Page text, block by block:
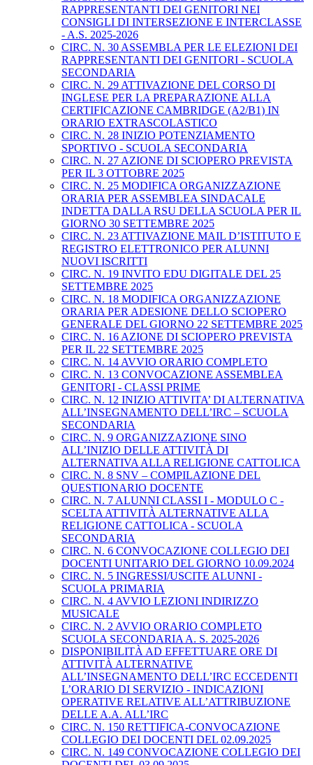
RAPPRESENTANTI DEI GENITORI NEI
CONSIGLI DI INTERSEZIONE E INTERCLASSE
- A.S. 2025-2026
CIRC. N. 30 ASSEMBLA PER LE ELEZIONI DEI
RAPPRESENTANTI DEI GENITORI - SCUOLA
SECONDARIA
CIRC. N. 29 ATTIVAZIONE DEL CORSO DI
INGLESE PER LA PREPARAZIONE ALLA
CERTIFICAZIONE CAMBRIDGE (A2/B1) IN
ORARIO EXTRASCOLASTICO
CIRC. N. 28 INIZIO POTENZIAMENTO
SPORTIVO - SCUOLA SECONDARIA
CIRC. N. 27 AZIONE DI SCIOPERO PREVISTA
PER IL 3 OTTOBRE 2025
CIRC. N. 25 MODIFICA ORGANIZZAZIONE
ORARIA PER ASSEMBLEA SINDACALE
INDETTA DALLA RSU DELLA SCUOLA PER IL
GIORNO 30 SETTEMBRE 2025
CIRC. N. 23 ATTIVAZIONE MAIL D’ISTITUTO E
REGISTRO ELETTRONICO PER ALUNNI
NUOVI ISCRITTI
CIRC. N. 19 INVITO EDU DIGITALE DEL 25
SETTEMBRE 2025
CIRC. N. 18 MODIFICA ORGANIZZAZIONE
ORARIA PER ADESIONE DELLO SCIOPERO
GENERALE DEL GIORNO 22 SETTEMBRE 2025
CIRC. N. 16 AZIONE DI SCIOPERO PREVISTA
PER IL 22 SETTEMBRE 2025
CIRC. N. 14 AVVIO ORARIO COMPLETO
CIRC. N. 13 CONVOCAZIONE ASSEMBLEA
GENITORI - CLASSI PRIME
CIRC. N. 12 INIZIO ATTIVITA’ DI ALTERNATIVA
ALL’INSEGNAMENTO DELL’IRC – SCUOLA
SECONDARIA
CIRC. N. 9 ORGANIZZAZIONE SINO
ALL’INIZIO DELLE ATTIVITÀ DI
ALTERNATIVA ALLA RELIGIONE CATTOLICA
CIRC. N. 8 SNV – COMPILAZIONE DEL
QUESTIONARIO DOCENTE
CIRC. N. 7 ALUNNI CLASSI I - MODULO C -
SCELTA ATTIVITÀ ALTERNATIVE ALLA
RELIGIONE CATTOLICA - SCUOLA
SECONDARIA
CIRC. N. 6 CONVOCAZIONE COLLEGIO DEI
DOCENTI UNITARIO DEL GIORNO 10.09.2024
CIRC. N. 5 INGRESSI/USCITE ALUNNI -
SCUOLA PRIMARIA
CIRC. N. 4 AVVIO LEZIONI INDIRIZZO
MUSICALE
CIRC. N. 2 AVVIO ORARIO COMPLETO
SCUOLA SECONDARIA A. S. 2025-2026
DISPONIBILITÀ AD EFFETTUARE ORE DI
ATTIVITÀ ALTERNATIVE
ALL’INSEGNAMENTO DELL’IRC ECCEDENTI
L’ORARIO DI SERVIZIO - INDICAZIONI
OPERATIVE RELATIVE ALL’ATTRIBUZIONE
DELLE A.A. ALL’IRC
CIRC. N. 150 RETTIFICA-CONVOCAZIONE
COLLEGIO DEI DOCENTI DEL 02.09.2025
CIRC. N. 149 CONVOCAZIONE COLLEGIO DEI